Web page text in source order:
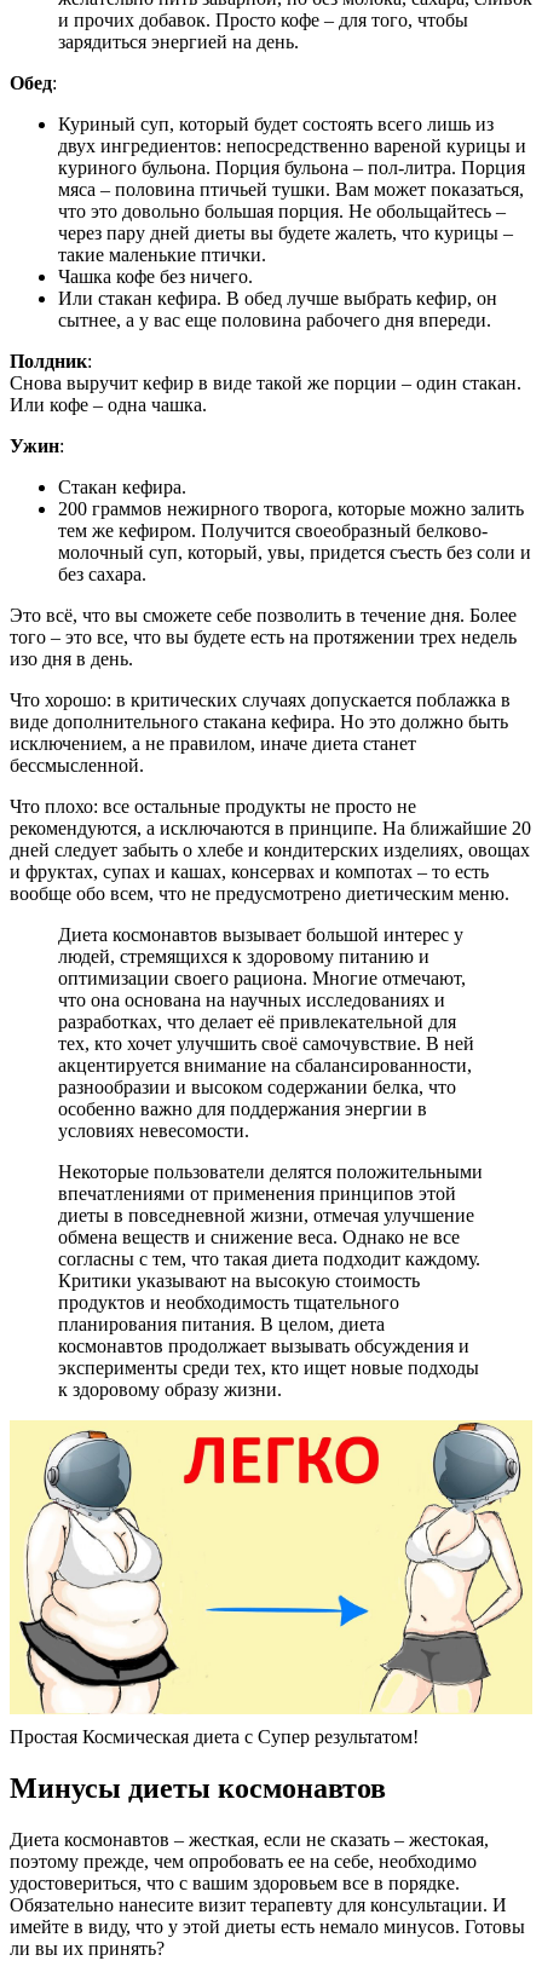
и прочих добавок. Просто кофе – для того, чтобы
зарядиться энергией на день.
Обед:
Куриный суп, который будет состоять всего лишь из
двух ингредиентов: непосредственно вареной курицы и
куриного бульона. Порция бульона – пол-литра. Порция
мяса – половина птичьей тушки. Вам может показаться,
что это довольно большая порция. Не обольщайтесь –
через пару дней диеты вы будете жалеть, что курицы –
такие маленькие птички.
Чашка кофе без ничего.
Или стакан кефира. В обед лучше выбрать кефир, он
сытнее, а у вас еще половина рабочего дня впереди.
Полдник:
Снова выручит кефир в виде такой же порции – один стакан.
Или кофе – одна чашка.
Ужин:
Стакан кефира.
200 граммов нежирного творога, которые можно залить
тем же кефиром. Получится своеобразный белково-
молочный суп, который, увы, придется съесть без соли и
без сахара.
Это всё, что вы сможете себе позволить в течение дня. Более
того – это все, что вы будете есть на протяжении трех недель
изо дня в день.
Что хорошо: в критических случаях допускается поблажка в
виде дополнительного стакана кефира. Но это должно быть
исключением, а не правилом, иначе диета станет
бессмысленной.
Что плохо: все остальные продукты не просто не
рекомендуются, а исключаются в принципе. На ближайшие 20
дней следует забыть о хлебе и кондитерских изделиях, овощах
и фруктах, супах и кашах, консервах и компотах – то есть
вообще обо всем, что не предусмотрено диетическим меню.
Диета космонавтов вызывает большой интерес у
людей, стремящихся к здоровому питанию и
оптимизации своего рациона. Многие отмечают,
что она основана на научных исследованиях и
разработках, что делает её привлекательной для
тех, кто хочет улучшить своё самочувствие. В ней
акцентируется внимание на сбалансированности,
разнообразии и высоком содержании белка, что
особенно важно для поддержания энергии в
условиях невесомости.
Некоторые пользователи делятся положительными
впечатлениями от применения принципов этой
диеты в повседневной жизни, отмечая улучшение
обмена веществ и снижение веса. Однако не все
согласны с тем, что такая диета подходит каждому.
Критики указывают на высокую стоимость
продуктов и необходимость тщательного
планирования питания. В целом, диета
космонавтов продолжает вызывать обсуждения и
эксперименты среди тех, кто ищет новые подходы
к здоровому образу жизни.
Простая Космическая диета с Супер результатом!
Минусы диеты космонавтов
Диета космонавтов – жесткая, если не сказать – жестокая,
поэтому прежде, чем опробовать ее на себе, необходимо
удостовериться, что с вашим здоровьем все в порядке.
Обязательно нанесите визит терапевту для консультации. И
имейте в виду, что у этой диеты есть немало минусов. Готовы
ли вы их принять?